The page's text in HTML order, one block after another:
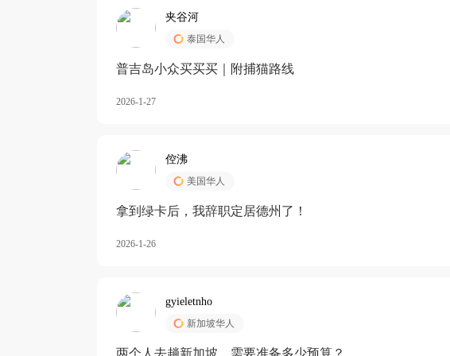
夹谷河
泰国华人
️普吉岛小众买买买｜附捕猫路线
2026-1-27
倥沸
美国华人
拿到绿卡后，我辞职定居德州了！
2026-1-26
gyieletnho
新加坡华人
两个人去趟新加坡，需要准备多少预算？